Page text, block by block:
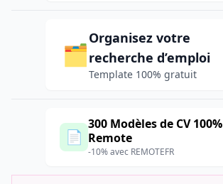
🗂️
Organisez votre
recherche d’emploi
Template 100% gratuit
📄
300 Modèles de CV 100%
Remote
-10% avec REMOTEFR